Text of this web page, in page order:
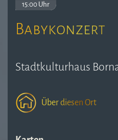
15:00 Uhr
Babykonzert
Stadtkulturhaus
Über diesen Ort